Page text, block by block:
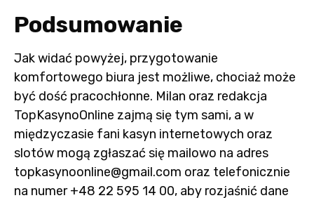
Podsumowanie
Jak widać powyżej, przygotowanie
komfortowego biura jest możliwe, chociaż może
być dość pracochłonne. Milan oraz redakcja
TopKasynoOnline zajmą się tym sami, a w
międzyczasie fani kasyn internetowych oraz
slotów mogą zgłaszać się mailowo na adres
topkasynoonline@gmail.com oraz telefonicznie
na numer +48 22 595 14 00, aby rozjaśnić dane